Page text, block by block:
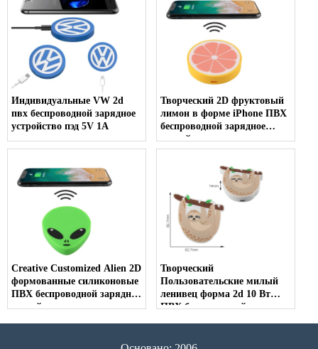
Индивидуальные VW 2d
пвх беспроводной зарядное
устройство пэд 5V 1A
Творческий 2D фруктовый
лимон в форме iPhone ПВХ
беспроводной зарядное
устройство с логотипом
Creative Customized Alien 2D
формованные силиконовые
ПВХ беспроводной зарядное
устройство площадку
Творческий
Пользовательские милый
ленивец форма 2d 10 Вт
ПВХ беспроводной зарядки